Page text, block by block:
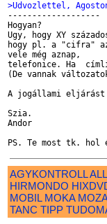
>Udvozlettel,
-------------------
Hogyan?
Ugy, hogy XY
hogy pl. a "cifra"
vele még aznap,
telefonice. Ha
(De vannak
A jogállami eljárást
Szia.
Andor
AGYKONTROLL
HIRMONDO
MOBIL MOKA
TANC TIPP